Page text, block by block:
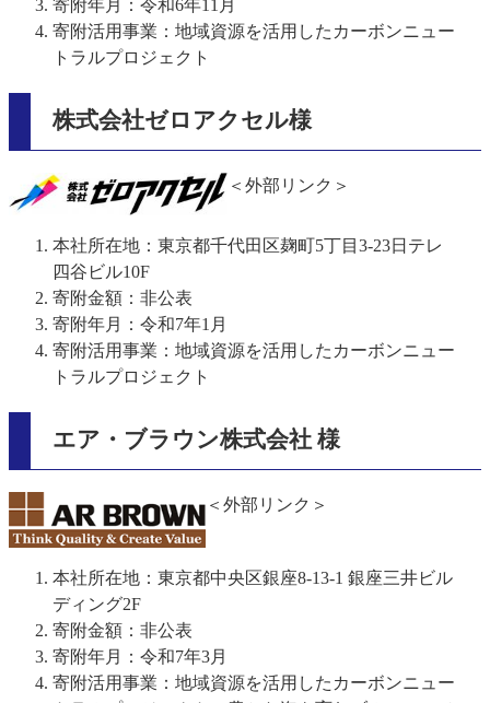
寄附年月：令和6年11月
寄附活用事業：地域資源を活用したカーボンニュー
トラルプロジェクト
株式会社ゼロアクセル様
＜外部リンク＞
本社所在地：東京都千代田区麹町5丁目3-23日テレ
四谷ビル10F
寄附金額：非公表
寄附年月：令和7年1月
寄附活用事業：地域資源を活用したカーボンニュー
トラルプロジェクト
エア・ブラウン株式会社 様
＜外部リンク＞
本社所在地：東京都中央区銀座8-13-1 銀座三井ビル
ディング2F
寄附金額：非公表
寄附年月：令和7年3月
寄附活用事業：地域資源を活用したカーボンニュー